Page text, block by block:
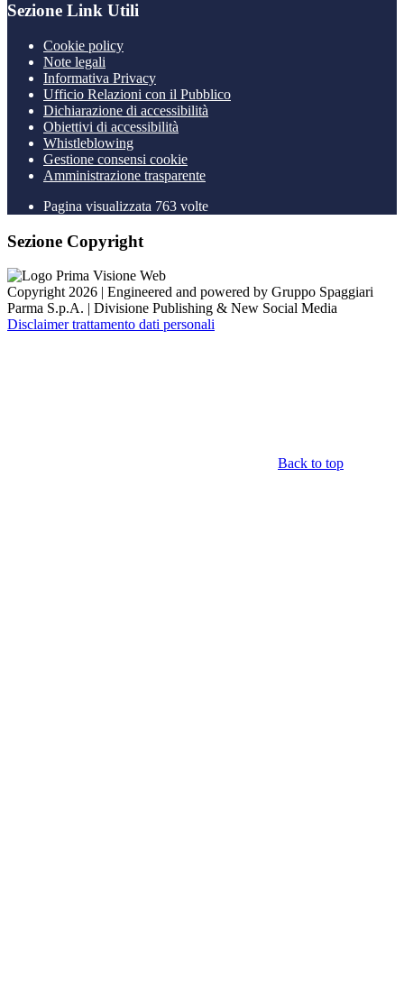
Sezione Link Utili
Cookie policy
Note legali
Informativa Privacy
Ufficio Relazioni con il Pubblico
Dichiarazione di accessibilità
Obiettivi di accessibilità
Whistleblowing
Gestione consensi cookie
Amministrazione trasparente
Pagina visualizzata 763 volte
Sezione Copyright
Copyright 2026 | Engineered and powered by Gruppo Spaggiari
Parma S.p.A. | Divisione Publishing & New Social Media
Disclaimer trattamento dati personali
Back to top